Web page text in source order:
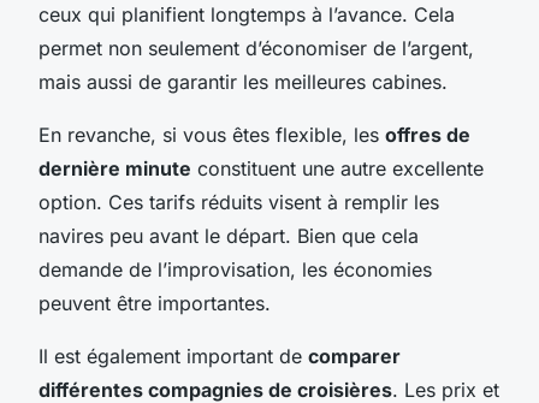
ceux qui planifient longtemps à l’avance. Cela
permet non seulement d’économiser de l’argent,
mais aussi de garantir les meilleures cabines.
En revanche, si vous êtes flexible, les offres de
dernière minute constituent une autre excellente
option. Ces tarifs réduits visent à remplir les
navires peu avant le départ. Bien que cela
demande de l’improvisation, les économies
peuvent être importantes.
Il est également important de comparer
différentes compagnies de croisières. Les prix et